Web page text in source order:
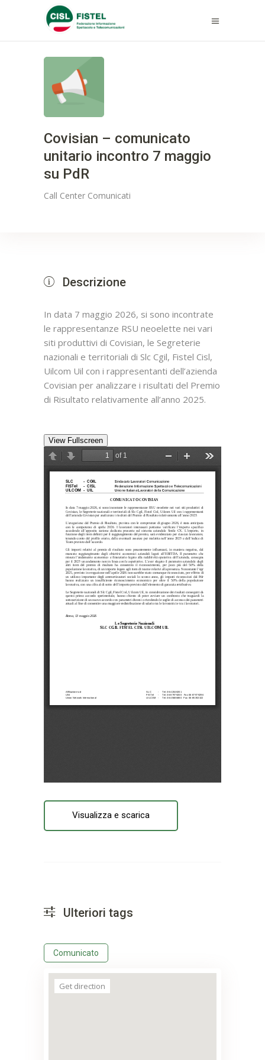
Covisian – comunicato
unitario incontro 7 maggio
su PdR
Call Center Comunicati
Descrizione
In data 7 maggio 2026, si sono incontrate
le rappresentanze RSU neoelette nei vari
siti produttivi di Covisian, le Segreterie
nazionali e territoriali di Slc Cgil, Fistel Cisl,
Uilcom Uil con i rappresentanti dell’azienda
Covisian per analizzare i risultati del Premio
di Risultato relativamente all’anno 2025.
View Fullscreen
Visualizza e scarica
Ulteriori tags
Comunicato
Get direction